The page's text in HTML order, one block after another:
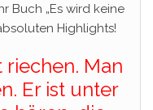
Buch „Es wird keine
Highlights!
riechen. Man
Er ist unter